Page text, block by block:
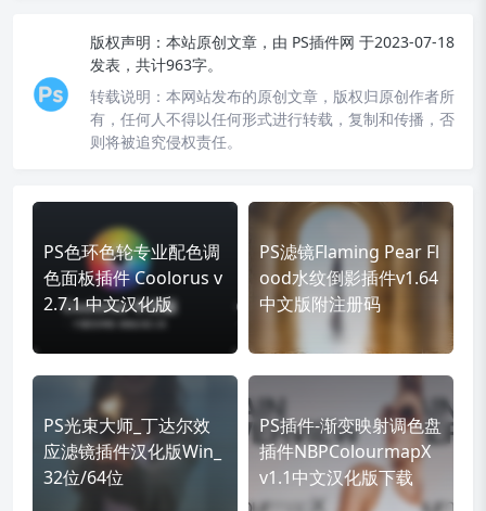
版权声明： 本站原创文章，由 PS插件网 于2023-07-18
发表，共计963字。
转载说明： 本网站发布的原创文章，版权归原创作者所
有，任何人不得以任何形式进行转载，复制和传播，否
则将被追究侵权责任。
PS色环色轮专业配色调
色面板插件 Coolorus v
2.7.1 中文汉化版
PS滤镜Flaming Pear Fl
ood水纹倒影插件v1.64
中文版附注册码
PS光束大师_丁达尔效
应滤镜插件汉化版Win_
32位/64位
PS插件-渐变映射调色盘
插件NBPColourmapX
v1.1中文汉化版下载